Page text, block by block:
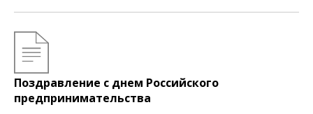
Поздравление с днем Российского
предпринимательства